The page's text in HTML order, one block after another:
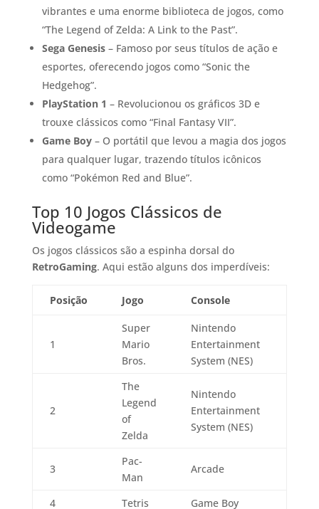
vibrantes e uma enorme biblioteca de jogos, como
“The Legend of Zelda: A Link to the Past”.
Sega Genesis– Famoso por seus títulos de ação e
esportes, oferecendo jogos como “Sonic the
Hedgehog”.
PlayStation 1 – Revolucionou os gráficos 3D e
trouxe clássicos como “Final Fantasy VII”.
Game Boy– O portátil que levou a magia dos jogos
para qualquer lugar, trazendo títulos icônicos
como “Pokémon Red and Blue”.
Top 10 Jogos Clássicos de
Videogame
Os jogos clássicos são a espinha dorsal do
RetroGaming. Aqui estão alguns dos imperdíveis:
Posição Jogo Console
1
Super
Mario
Bros.
Nintendo
Entertainment
System (NES)
2
The
Legend
of
Zelda
Nintendo
Entertainment
System (NES)
3
Pac-
Man
Arcade
4 Tetris Game Boy